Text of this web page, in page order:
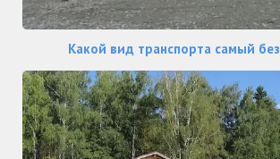
Какой вид транспорта самый